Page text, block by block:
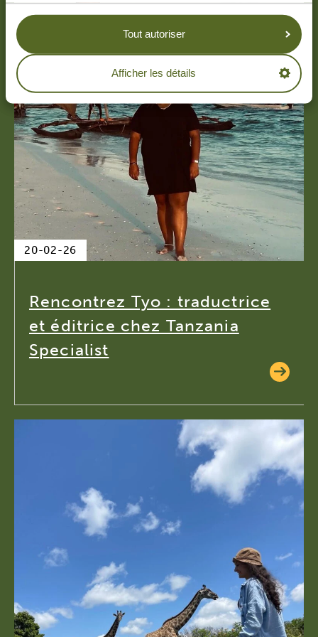
Tout autoriser
Afficher les détails
20-02-26
Rencontrez Tyo : traductrice
et éditrice chez Tanzania
Specialist